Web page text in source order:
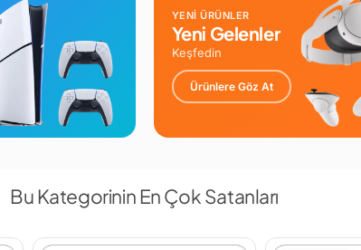
YENİ ÜRÜNLER
Yeni Gelenler
Keşfedin
Ürünlere Göz At
Bu Kategorinin En Çok Satanları